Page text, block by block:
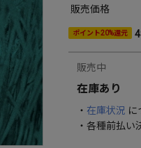
販売価格
ポイント20%還元
販売中
在庫あり
・ 在庫状況 に
・各種前払い